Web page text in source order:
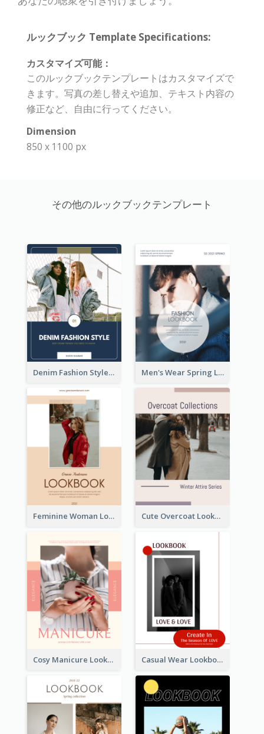
ルックブック Template Specifications:
カスタマイズ可能：
このルックブックテンプレートはカスタマイズで
きます。写真の差し替えや追加、テキスト内容の
修正など、自由に行ってください。
Dimension
850 x 1100 px
その他のルックブックテンプレート
Denim Fashion Style Lookbook Men's Wear Spring Lookbook
Feminine Woman Lookbook Cute Overcoat Lookbook
Cosy Manicure Lookbook Casual Wear Lookbook